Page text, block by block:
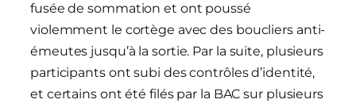
fusée de sommation et ont poussé
violemment le cortège avec des boucliers anti-
émeutes jusqu’à la sortie. Par la suite, plusieurs
participants ont subi des contrôles d’identité,
et certains ont été filés par la BAC sur plusieurs